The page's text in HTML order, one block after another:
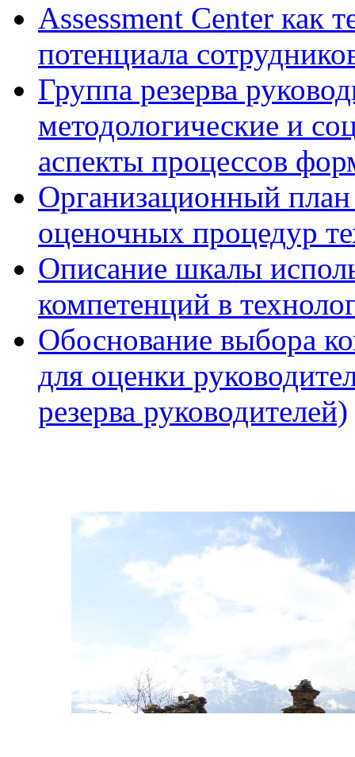
Assessment Center как
потенциала
Группа резерва
методологические и
аспекты процессов
Организационный
оценочных процедур
Описание шкалы
компетенций в
Обоснование выбора
для оценки
резерва руководителей)